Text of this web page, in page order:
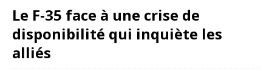
Le F-35 face à une crise de
disponibilité qui inquiète les
alliés